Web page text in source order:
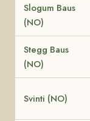
Slogum Baus
(NO)
Stegg Baus
(NO)
Svinti (NO)